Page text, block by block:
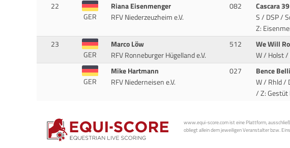
22
GER
Riana Eisenmenger
RFV Niederzeuzheim e.V.
082
Cascara 39
S / DSP /
Z:
23
GER
Marco Löw
RFV Ronneburger Hügelland e.V.
512
We Will
W / Holst
GER
Mike Hartmann
RFV Niederneisen e.V.
027
Bence
W / Rhld /
/ Z: Gestüt
www.equi-score.com ist eine Plattform,
obliegt allein dem jeweiligen Veranstalter bzw.